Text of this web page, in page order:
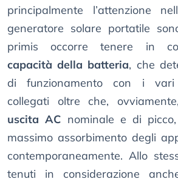
principalmente l’attenzione
generatore solare portatile
primis occorre tenere in
capacità della batteria, che
di funzionamento con i vari
collegati oltre che,
uscita AC nominale e di
massimo assorbimento degli
contemporaneamente. Allo
tenuti in considerazione